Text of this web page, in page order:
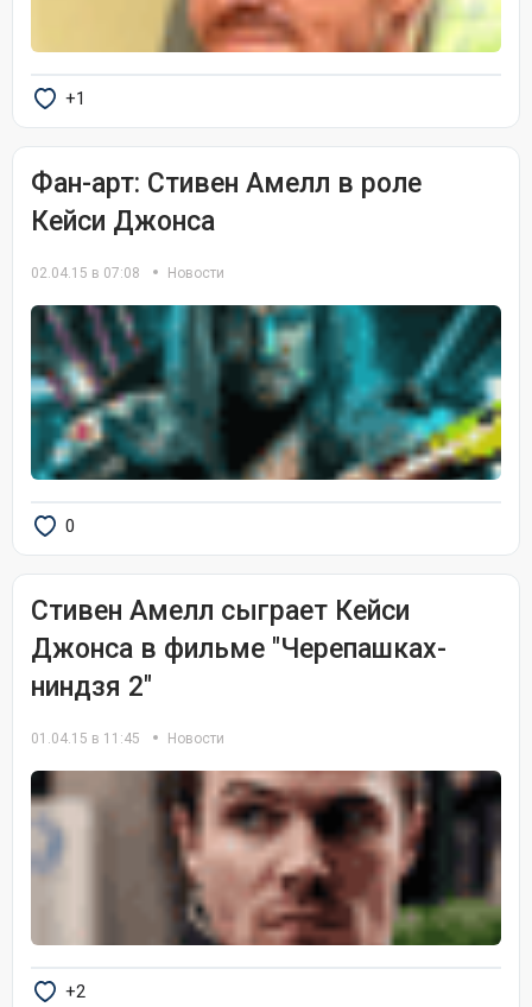
+1
Фан-арт: Стивен Амелл в роле
Кейси Джонса
02.04.15 в 07:08 Новости
0
Стивен Амелл сыграет Кейси
Джонса в фильме "Черепашках-
ниндзя 2"
01.04.15 в 11:45 Новости
+2